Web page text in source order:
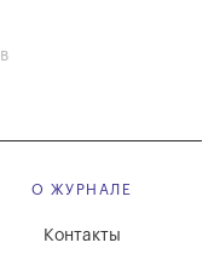
О ЖУРНАЛЕ
Контакты